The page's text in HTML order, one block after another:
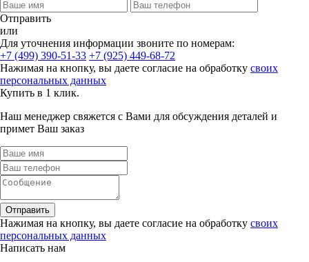
Отправить
или
Для уточнения информации звоните по номерам:
+7 (499) 390-51-33 +7 (925) 449-68-72
Нажимая на кнопку, вы даете согласие на обработку своих
персональных данных
Купить в 1 клик.
Наш менеджер свяжется с Вами для обсуждения деталей и
примет Ваш заказ
Отправить
Нажимая на кнопку, вы даете согласие на обработку своих
персональных данных
Написать нам